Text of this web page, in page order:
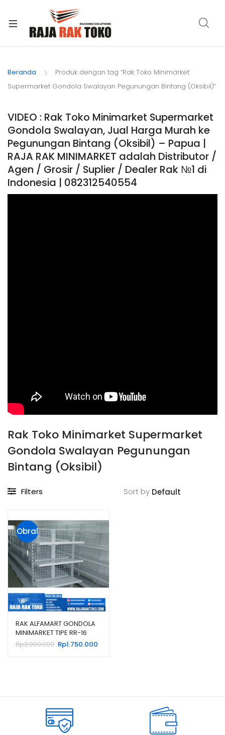
Beranda
Produk dengan tag “Rak Toko Minimarket
Supermarket Gondola Swalayan Pegunungan Bintang (Oksibil)”
VIDEO : Rak Toko Minimarket Supermarket
Gondola Swalayan, Jual Harga Murah ke
Pegunungan Bintang (Oksibil) – Papua |
RAJA RAK MINIMARKET adalah Distributor /
Agen / Grosir / Suplier / Dealer Rak №1 di
Indonesia | 082312540554
Rak Toko Minimarket Supermarket
Gondola Swalayan Pegunungan
Bintang (Oksibil)
Filters Sort by
Obral
!
RAK ALFAMART GONDOLA
MINIMARKET TIPE RR-16
RAJA RAK
Rp2.000.000 Harga
Rp1.750.000